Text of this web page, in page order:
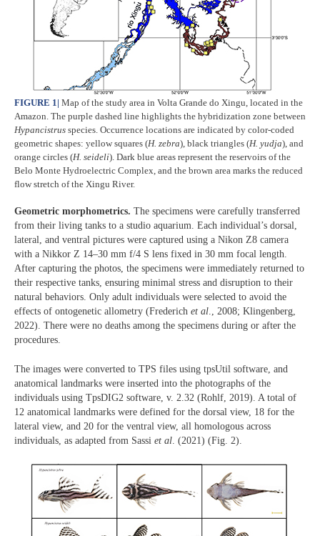
FIGURE 1 | Map of the study area in Volta Grande do Xingu, located in the
Amazon. The purple dashed line highlights the hybridization zone between
Hypancistrus species. Occurrence locations are indicated by color-coded
geometric shapes: yellow squares (H. zebra), black triangles (H. yudja), and
orange circles (H. seideli). Dark blue areas represent the reservoirs of the
Belo Monte Hydroelectric Complex, and the brown area marks the reduced
flow stretch of the Xingu River.
Geometric morphometrics. The specimens were carefully transferred
from their living tanks to a studio aquarium. Each individual’s dorsal,
lateral, and ventral pictures were captured using a Nikon Z8 camera
with a Nikkor Z 14–30 mm f/4 S lens fixed in 30 mm focal length.
After capturing the photos, the specimens were immediately returned to
their respective tanks, ensuring minimal stress and disruption to their
natural behaviors. Only adult individuals were selected to avoid the
effects of ontogenetic allometry (Frederich et al., 2008; Klingenberg,
2022). There were no deaths among the specimens during or after the
procedures.
The images were converted to TPS files using tpsUtil software, and
anatomical landmarks were inserted into the photographs of the
individuals using TpsDIG2 software, v. 2.32 (Rohlf, 2019). A total of
12 anatomical landmarks were defined for the dorsal view, 18 for the
lateral view, and 20 for the ventral view, all homologous across
individuals, as adapted from Sassi et al . (2021) (Fig. 2).